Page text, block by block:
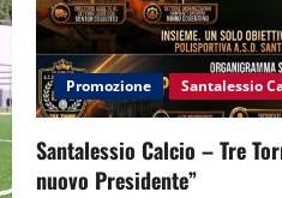
Promozione Santalessio
Santalessio Calcio – Tre
nuovo Presidente”